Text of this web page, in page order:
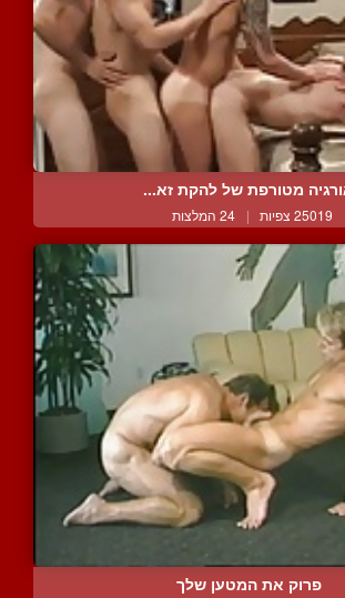
מטורפת של להקת זא...
25019 צפיות | 24 המלצות
פרוק את המטען שלך